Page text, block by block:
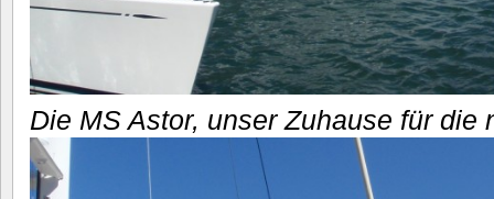
Die MS Astor, unser Zuhause für die